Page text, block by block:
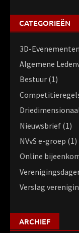
CATEGORIEËN
3D-Evenementen
Algemene
Bestuur (1)
Nieuwsbrief (1)
NVvS e-groep (1)
Online
Verslag
ARCHIEF